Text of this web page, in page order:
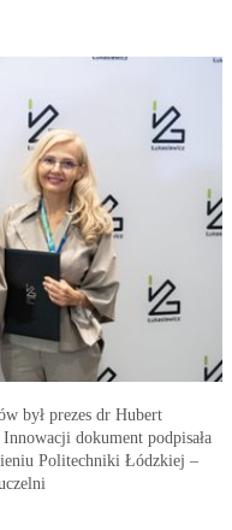
był prezes dr Hubert
dokument podpisała
Politechniki Łódzkiej –